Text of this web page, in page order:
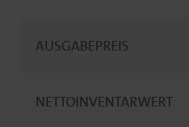
AUSGABEPREIS
NETTOINVENTARWERT